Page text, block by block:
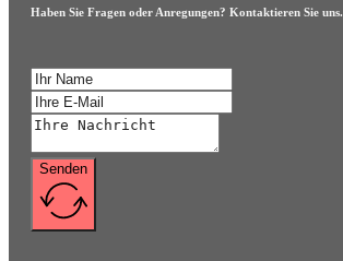
Haben Sie Fragen oder Anregungen? Kontaktieren Sie uns.
Senden